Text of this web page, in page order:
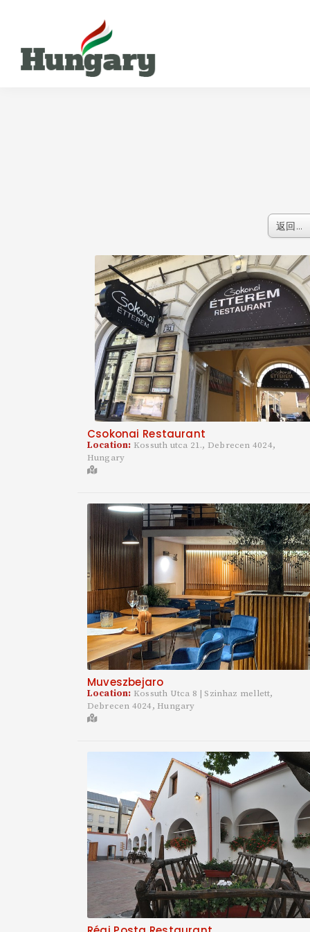
Csokonai Restaurant
Location: Kossuth utca 21., Debrecen 4024,
Hungary
Muveszbejaro
Location: Kossuth Utca 8 | Szinhaz mellett,
Debrecen 4024, Hungary